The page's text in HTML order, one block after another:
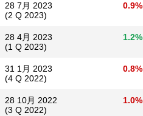
28 7月 2023
(2 Q 2023)
0.9%
28 4月 2023
(1 Q 2023)
1.2%
31 1月 2023
(4 Q 2022)
0.8%
28 10月 2022
(3 Q 2022)
1.0%